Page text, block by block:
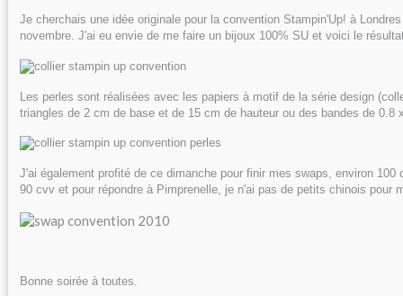
Je cherchais une idée originale pour la convention Stampin'Up! à
novembre. J'ai eu envie de me faire un bijoux 100% SU et voici le
Les perles sont réalisées avec les papiers à motif de la série design
triangles de 2 cm de base et de 15 cm de hauteur ou des bandes de 0.8
J'ai également profité de ce dimanche pour finir mes swaps, environ 100
90 cvv et pour répondre à Pimprenelle, je n'ai pas de petits chinois pour
Bonne soirée à toutes.